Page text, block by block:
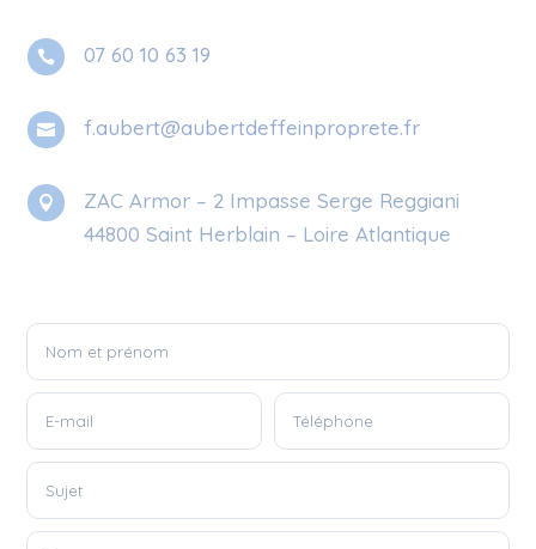
 07 60 10 63 19
 f.aubert@aubertdeffeinproprete.fr

ZAC Armor – 2 Impasse Serge Reggiani
44800 Saint Herblain – Loire Atlantique